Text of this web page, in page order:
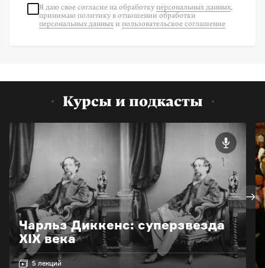
Я даю свое согласие на обработку персональных данных,
принимаю политику в отношении обработки
персональных данных и пользовательское соглашение
Курсы и подкасты
Чарльз Диккенс: суперзвезда
XIX века
5 лекций